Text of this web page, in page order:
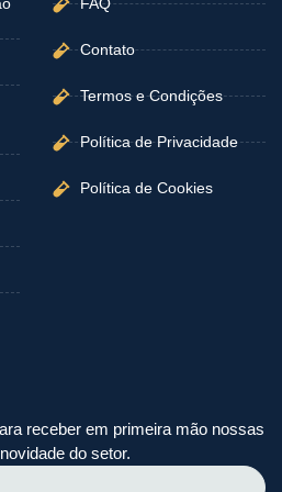
FAQ
Contato
Termos e Condições
Política de Privacidade
Política de Cookies
receber em primeira mão nossas
do setor.